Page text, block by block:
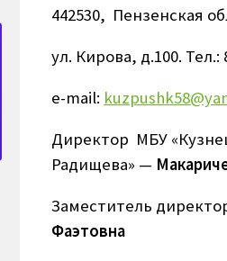
442530, Пензенская
ул. Кирова, д.100. Тел.:
e-mail:
Директор МБУ
Радищева» —
Заместитель
Фаэтовна